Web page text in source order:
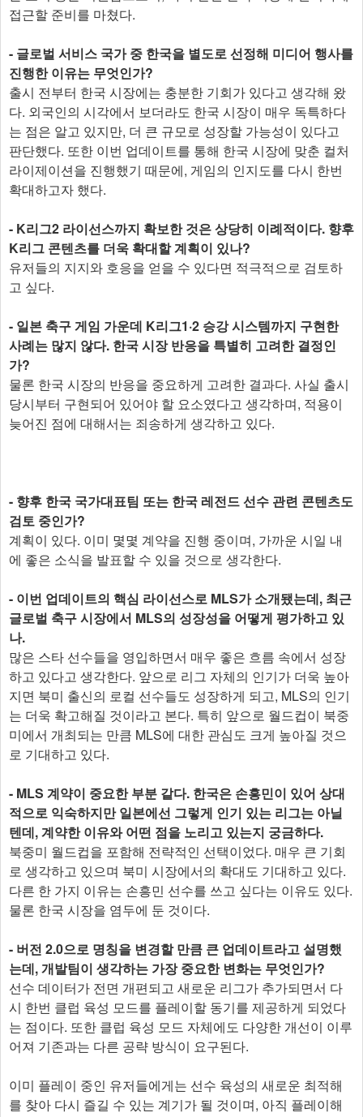
접근할 준비를 마쳤다.
- 글로벌 서비스 국가 중 한국을 별도로 선정해 미디어 행사를
진행한 이유는 무엇인가?
출시 전부터 한국 시장에는 충분한 기회가 있다고 생각해 왔
다. 외국인의 시각에서 보더라도 한국 시장이 매우 독특하다
는 점은 알고 있지만, 더 큰 규모로 성장할 가능성이 있다고
판단했다. 또한 이번 업데이트를 통해 한국 시장에 맞춘 컬처
라이제이션을 진행했기 때문에, 게임의 인지도를 다시 한번
확대하고자 했다.
- K리그2 라이선스까지 확보한 것은 상당히 이례적이다. 향후
K리그 콘텐츠를 더욱 확대할 계획이 있나?
유저들의 지지와 호응을 얻을 수 있다면 적극적으로 검토하
고 싶다.
- 일본 축구 게임 가운데 K리그1·2 승강 시스템까지 구현한
사례는 많지 않다. 한국 시장 반응을 특별히 고려한 결정인
가?
물론 한국 시장의 반응을 중요하게 고려한 결과다. 사실 출시
당시부터 구현되어 있어야 할 요소였다고 생각하며, 적용이
늦어진 점에 대해서는 죄송하게 생각하고 있다.
- 향후 한국 국가대표팀 또는 한국 레전드 선수 관련 콘텐츠도
검토 중인가?
계획이 있다. 이미 몇몇 계약을 진행 중이며, 가까운 시일 내
에 좋은 소식을 발표할 수 있을 것으로 생각한다.
- 이번 업데이트의 핵심 라이선스로 MLS가 소개됐는데, 최근
글로벌 축구 시장에서 MLS의 성장성을 어떻게 평가하고 있
나.
많은 스타 선수들을 영입하면서 매우 좋은 흐름 속에서 성장
하고 있다고 생각한다. 앞으로 리그 자체의 인기가 더욱 높아
지면 북미 출신의 로컬 선수들도 성장하게 되고, MLS의 인기
는 더욱 확고해질 것이라고 본다. 특히 앞으로 월드컵이 북중
미에서 개최되는 만큼 MLS에 대한 관심도 크게 높아질 것으
로 기대하고 있다.
- MLS 계약이 중요한 부분 같다. 한국은 손흥민이 있어 상대
적으로 익숙하지만 일본에선 그렇게 인기 있는 리그는 아닐
텐데, 계약한 이유와 어떤 점을 노리고 있는지 궁금하다.
북중미 월드컵을 포함해 전략적인 선택이었다. 매우 큰 기회
로 생각하고 있으며 북미 시장에서의 확대도 기대하고 있다.
다른 한 가지 이유는 손흥민 선수를 쓰고 싶다는 이유도 있다.
물론 한국 시장을 염두에 둔 것이다.
- 버전 2.0으로 명칭을 변경할 만큼 큰 업데이트라고 설명했
는데, 개발팀이 생각하는 가장 중요한 변화는 무엇인가?
선수 데이터가 전면 개편되고 새로운 리그가 추가되면서 다
시 한번 클럽 육성 모드를 플레이할 동기를 제공하게 되었다
는 점이다. 또한 클럽 육성 모드 자체에도 다양한 개선이 이루
어져 기존과는 다른 공략 방식이 요구된다.
이미 플레이 중인 유저들에게는 선수 육성의 새로운 최적해
를 찾아 다시 즐길 수 있는 계기가 될 것이며, 아직 플레이해